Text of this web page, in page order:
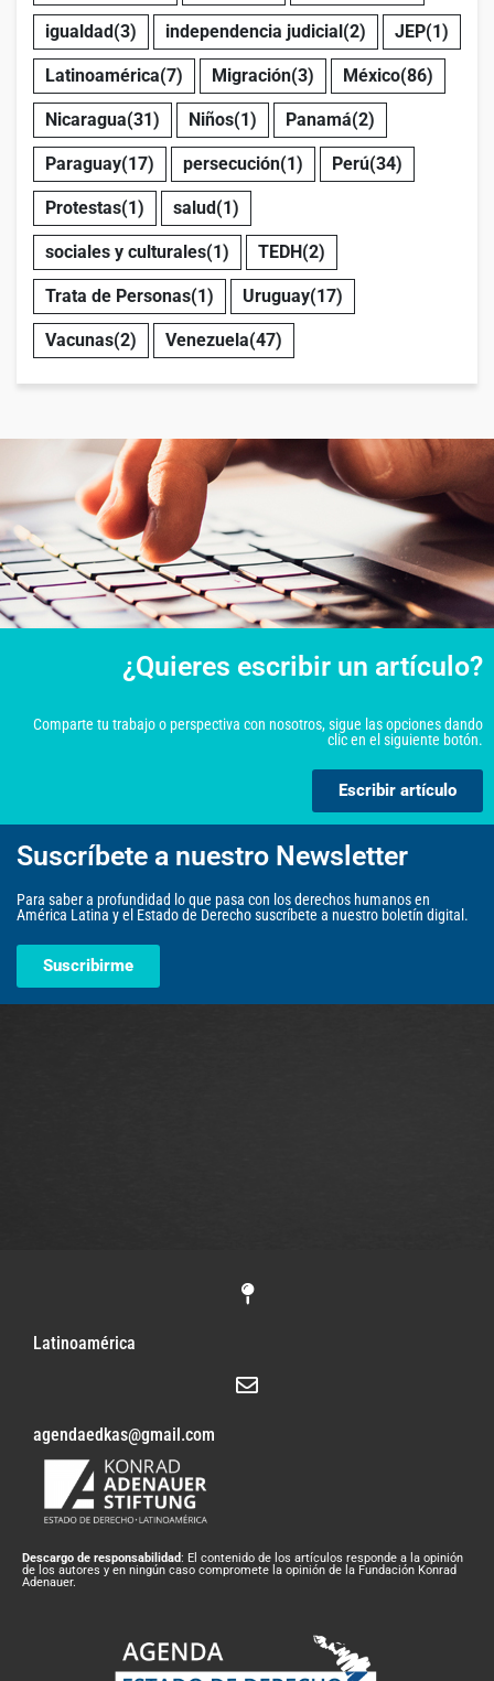
igualdad(3) independencia judicial(2) JEP(1)
Latinoamérica(7) Migración(3) México(86)
Nicaragua(31) Niños(1) Panamá(2)
Paraguay(17) persecución(1) Perú(34)
Protestas(1) salud(1)
sociales y culturales(1) TEDH(2)
Trata de Personas(1) Uruguay(17)
Vacunas(2) Venezuela(47)
¿Quieres escribir un artículo?
Comparte tu trabajo o perspectiva con nosotros, sigue las opciones dando
clic en el siguiente botón.
Escribir artículo
Suscríbete a nuestro Newsletter
Para saber a profundidad lo que pasa con los derechos humanos en
América Latina y el Estado de Derecho suscríbete a nuestro boletín digital.
Suscribirme
Latinoamérica
agendaedkas@gmail.com
Descargo de responsabilidad: El contenido de los artículos responde a la opinión
de los autores y en ningún caso compromete la opinión de la Fundación Konrad
Adenauer.